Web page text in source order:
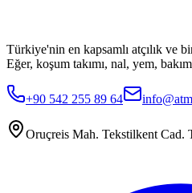
Türkiye'nin en kapsamlı atçılık ve
Eğer, koşum takımı, nal, yem,
+90 542 255 89 64
Oruçreis Mah. Tekstilkent Cad.